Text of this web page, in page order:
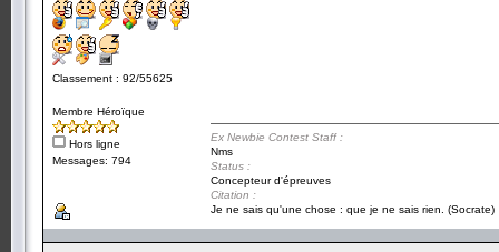
Classement : 92/55625
Membre Héroïque
Hors ligne
Messages: 794
Ex Newbie Contest Staff :
Nms
Status :
Concepteur d'épreuves
Citation :
Je ne sais qu'une chose : que je ne sais rien. (Socrate)